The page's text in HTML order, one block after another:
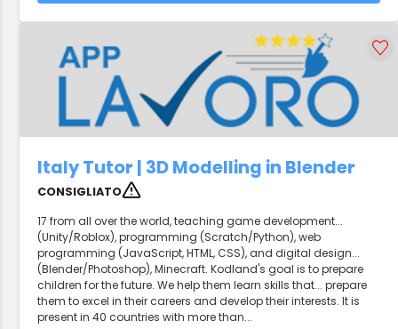
Italy Tutor | 3D Modelling in Blender
CONSIGLIATO
17 from all over the world, teaching game development...
(Unity/Roblox), programming (Scratch/Python), web
programming (JavaScript, HTML, CSS), and digital design...
(Blender/Photoshop), Minecraft. Kodland's goal is to prepare
children for the future. We help them learn skills that... prepare
them to excel in their careers and develop their interests. It is
present in 40 countries with more than...